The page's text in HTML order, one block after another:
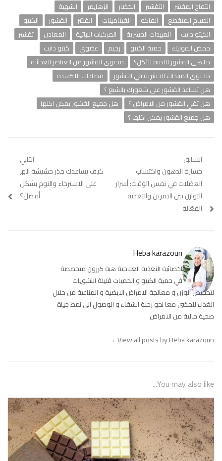
التفاح المقشر
التقشير الخضار الزهايمر
الشهية
الصيام المتقطع
الفاكه الفيتامينات القشر القشور
الكيتو
الكيتو دايت
المبيدات الحشرية المركبات النباتية المعادن
تقشير
حمض الفوليك
حمية الكيتو رجيم عضوي
كيتو دايت
ما هي القشور الآمنة للأكل؟
محتوى القشور من العناصر الغذائية
محتوى المبيدات الحشرية في القشور
مضادات الاكسدة
هل تساعد القشور على شعورك بالشبع ؟
هل تقي القشور من الامراض ؟
هل جميع القشور يمكن اكلها
هل جميع القشور يمكن اكلها ؟
تصفّح
المقالات
السابق
Previous
post:
خسارة الدهون واكتساب
العضلات في نفس الوقت: أسرار
التوازن بين التمرين والتغذية
الفعّالة
التالي
Next
post:
كيف يساعدك جذر حشيشة الهر
على الاسترخاء والنوم بشكل
أفضل؟
Heba karazoun
اخصائية التغذية العلاجية هبة كرزون متخصصة
في حمية الكيتو و الحميات قليلة النشويات
لتخفيض الوزن و معالجة الامراض الايضية و المناعية من خلال
الغذاء للمضي معا نحو رحلة الشفاء و الوصول الى نمط حياة
صحية خالية من الامراض
View all posts by Heba karazoun
→
You may also like...